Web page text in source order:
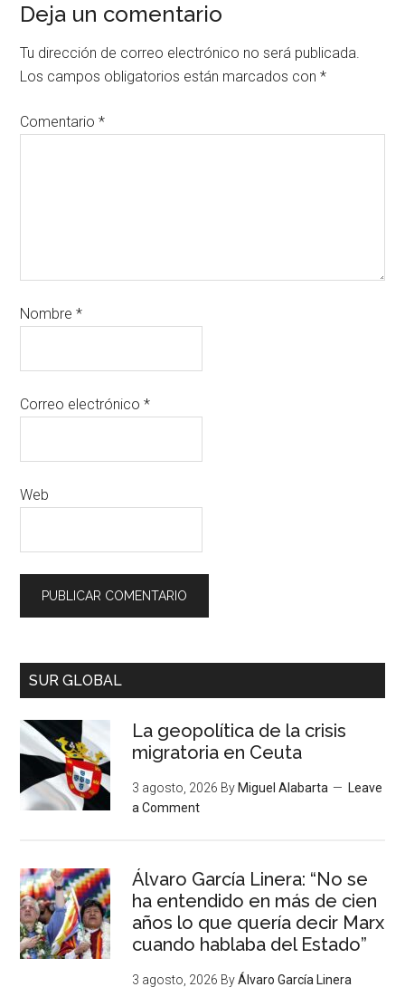
Deja un comentario
Tu dirección de correo electrónico no será publicada.
Los campos obligatorios están marcados con*
Comentario*
Nombre*
Correo electrónico*
Web
SUR GLOBAL
La geopolítica de la crisis
migratoria en Ceuta
3 agosto, 2026 By Miguel Alabarta
Leave
a Comment
Álvaro García Linera: “No se
ha entendido en más de cien
años lo que quería decir Marx
cuando hablaba del Estado”
3 agosto, 2026 ByÁlvaro García Linera